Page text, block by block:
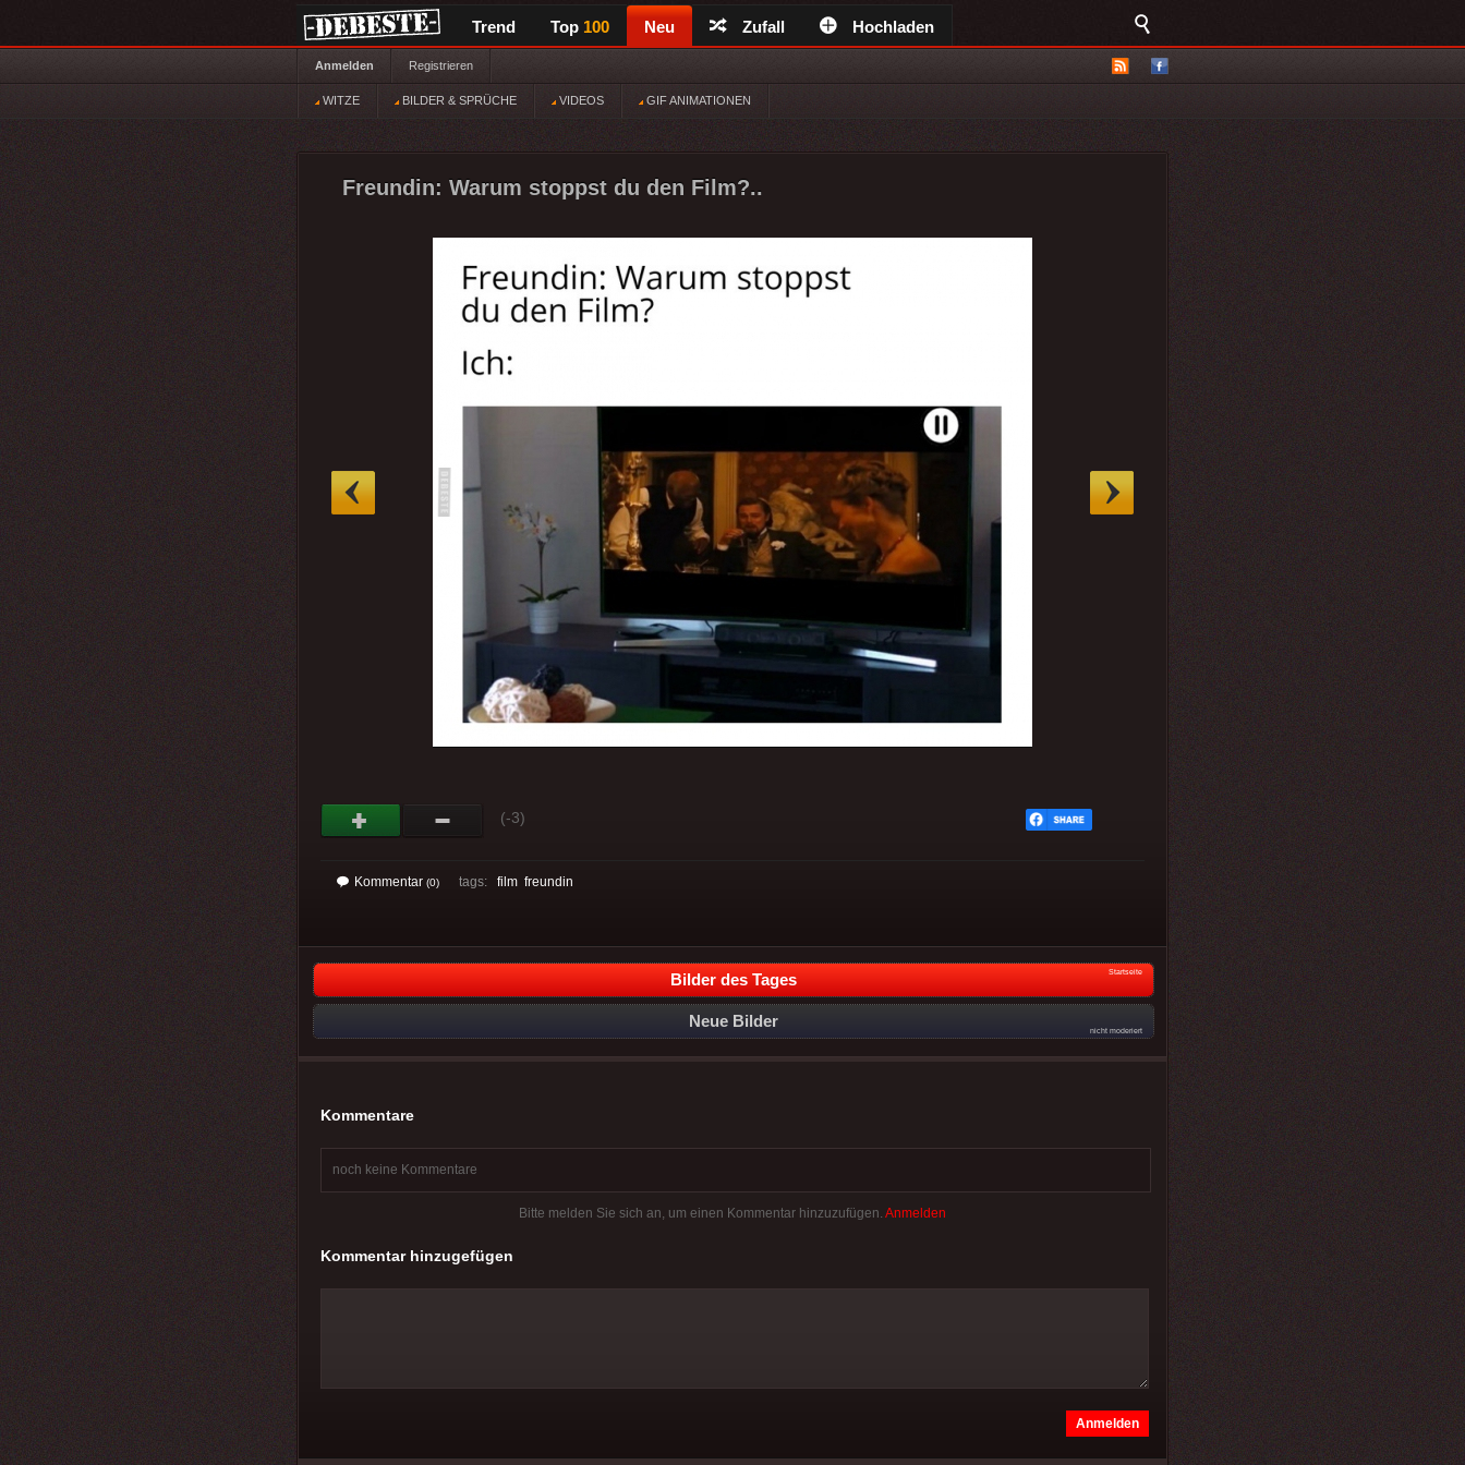
Trend Top 100 Neu Zufall Hochladen
Anmelden Registrieren
WITZE BILDER & SPRÜCHE VIDEOS GIF ANIMATIONEN
Freundin: Warum stoppst du den Film?..
(-3)
Kommentar (0) tags: film freundin
Bilder des Tages Startseite
Neue Bilder
nicht moderiert
Kommentare
noch keine Kommentare
Bitte melden Sie sich an, um einen Kommentar hinzuzufügen. Anmelden
Kommentar hinzugefügen